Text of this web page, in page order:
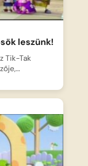
leszünk!
Tik-Tak